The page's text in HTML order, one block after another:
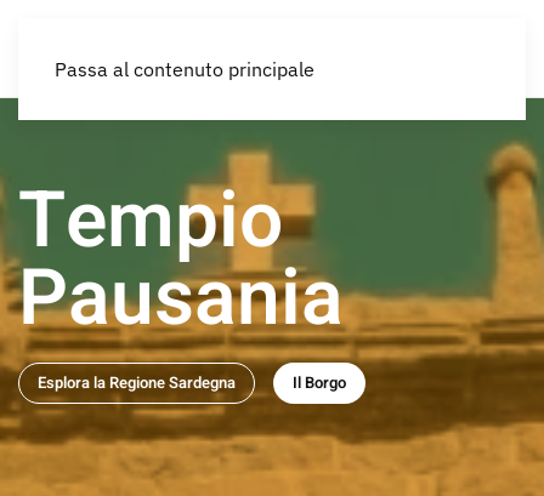
Passa al contenuto principale
Tempio
Pausania
Esplora la Regione Sardegna Il Borgo